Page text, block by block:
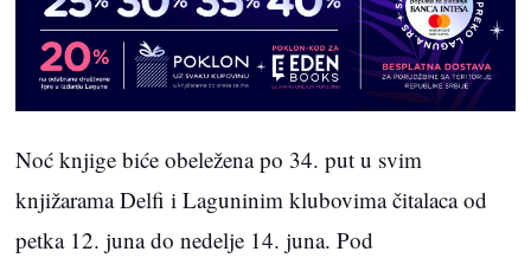
Noć knjige biće obeležena po 34. put u svim
knjižarama Delfi i Laguninim klubovima čitalaca od
petka 12. juna do nedelje 14. juna. Pod